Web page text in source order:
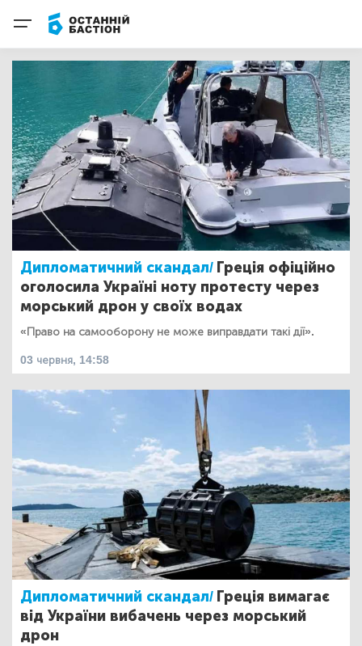
Дипломатичний скандал/ Греція офіційно
оголосила Україні ноту протесту через
морський дрон у своїх водах
«Право на самооборону не може виправдати такі дії».
03 червня, 14:58
Дипломатичний скандал/ Греція вимагає
від України вибачень через морський
дрон